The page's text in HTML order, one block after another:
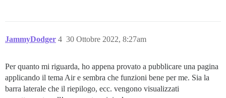
JammyDodger 30 Ottobre 2022, 8:27am
4
Per quanto mi riguarda, ho appena provato a pubblicare una pagina
applicando il tema Air e sembra che funzioni bene per me. Sia la
barra laterale che il riepilogo, ecc. vengono visualizzati